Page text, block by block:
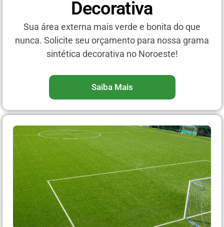
Decorativa
Sua área externa mais verde e bonita do que
nunca. Solicite seu orçamento para nossa grama
sintética decorativa no Noroeste!
Saiba Mais